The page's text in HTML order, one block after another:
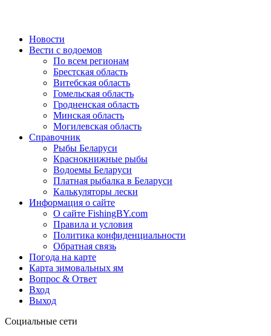
Новости
Вести с водоемов
По всем регионам
Брестская область
Витебская область
Гомельская область
Гродненская область
Минская область
Могилевская область
Справочник
Рыбы Беларуси
Краснокнижные рыбы
Водоемы Беларуси
Платная рыбалка в Беларуси
Калькуляторы лески
Информация о сайте
О сайте FishingBY.com
Правила и условия
Политика конфиденциальности
Обратная связь
Погода на карте
Карта зимовальных ям
Вопрос & Ответ
Вход
Выход
Социальные сети